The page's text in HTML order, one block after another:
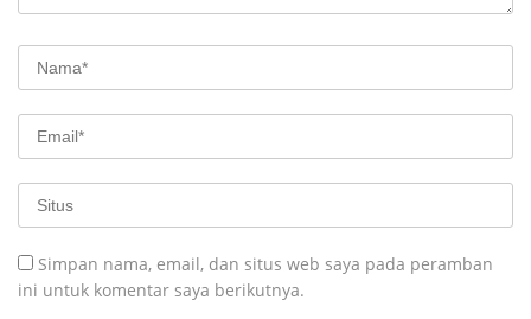
Simpan nama, email, dan situs web saya pada peramban
ini untuk komentar saya berikutnya.